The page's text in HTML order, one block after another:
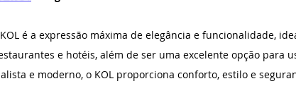
é a expressão máxima de elegância e funcionalidade,
e hotéis, além de ser uma excelente opção para
e moderno, o KOL proporciona conforto, estilo e